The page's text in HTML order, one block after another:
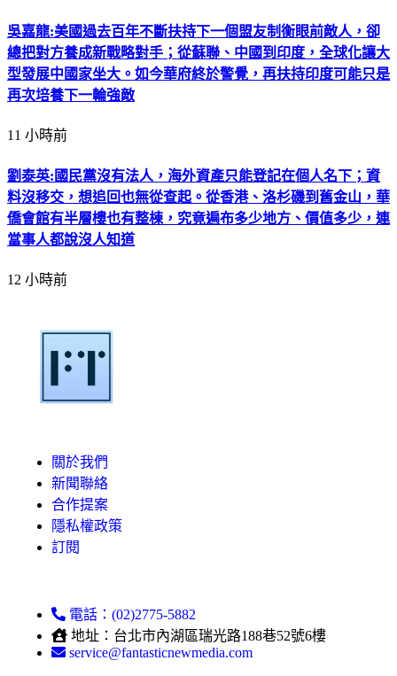
吳嘉龍:美國過去百年不斷扶持下一個盟友制衡眼前敵人，卻
總把對方養成新戰略對手；從蘇聯、中國到印度，全球化讓大
型發展中國家坐大。如今華府終於警覺，再扶持印度可能只是
再次培養下一輪強敵
11 小時前
劉泰英:國民黨沒有法人，海外資產只能登記在個人名下；資
料沒移交，想追回也無從查起。從香港、洛杉磯到舊金山，華
僑會館有半層樓也有整棟，究竟遍布多少地方、價值多少，連
當事人都說沒人知道
12 小時前
關於我們
新聞聯絡
合作提案
隱私權政策
訂閱
電話：(02)2775-5882
地址：台北市內湖區瑞光路188巷52號6樓
service@fantasticnewmedia.com